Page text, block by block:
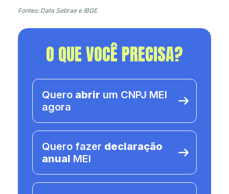
Fontes: Data Sebrae e IBGE
O QUE VOCÊ PRECISA?
Quero abrir um CNPJ MEI
agora
Quero fazer declaração
anual MEI